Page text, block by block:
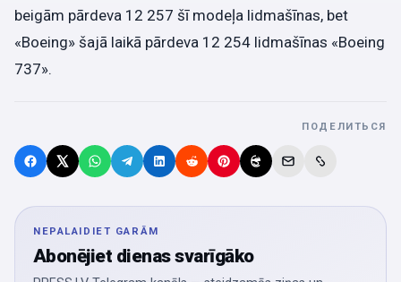
beigām pārdeva 12 257 šī modeļa lidmašīnas, bet
«Boeing» šajā laikā pārdeva 12 254 lidmašīnas «Boeing
737».
ПОДЕЛИТЬСЯ
NEPALAIDIET GARĀM
Abonējiet dienas svarīgāko